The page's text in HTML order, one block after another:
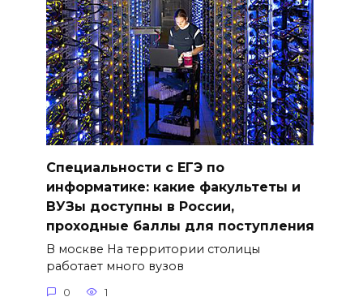
Специальности с ЕГЭ по
информатике: какие факультеты и
ВУЗы доступны в России,
проходные баллы для поступления
В москве На территории столицы
работает много вузов
0 1